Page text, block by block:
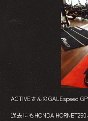
ACTIVEさんのGALEspeed
過去にもHONDA